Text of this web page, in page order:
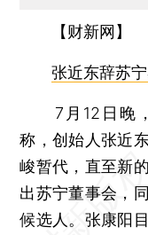
【财新网】
张近东辞苏
7月12日晚，
称，创始人张近
峻暂代，直至新
出苏宁董事会，
候选人。张康阳